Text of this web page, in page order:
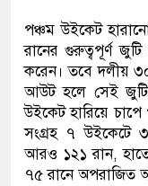
পঞ্চম উইকেট
রানের গুরুত্বপূর্ণ জুটি
করেন। তবে দলীয়
আউট হলে সেই
উইকেট হারিয়ে চাপে
সংগ্রহ ৭ উইকেটে
আরও ১২১ রান, হাতে
৭৫ রানে অপরাজিত